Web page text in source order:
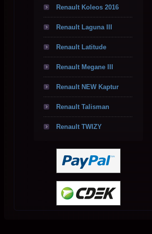
Renault Koleos 2016
Renault Laguna III
Renault Latitude
Renault Megane III
Renault NEW Kaptur
Renault Talisman
Renault TWIZY